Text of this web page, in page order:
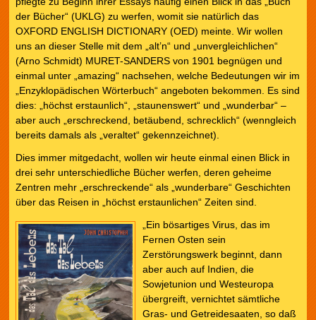
der Bücher“ (UKLG) zu werfen, womit sie natürlich das
OXFORD ENGLISH DICTIONARY (OED) meinte. Wir wollen
uns an dieser Stelle mit dem „alt’n“ und „unvergleichlichen“
(Arno Schmidt) MURET-SANDERS von 1901 begnügen und
einmal unter „amazing“ nachsehen, welche Bedeutungen wir im
„Enzyklopädischen Wörterbuch“ angeboten bekommen. Es sind
dies: „höchst erstaunlich“, „staunenswert“ und „wunderbar“ –
aber auch „erschreckend, betäubend, schrecklich“ (wenngleich
bereits damals als „veraltet“ gekennzeichnet).
Dies immer mitgedacht, wollen wir heute einmal einen Blick in
drei sehr unterschiedliche Bücher werfen, deren geheime
Zentren mehr „erschreckende“ als „wunderbare“ Geschichten
über das Reisen in „höchst erstaunlichen“ Zeiten sind.
„Ein bösartiges Virus, das im
Fernen Osten sein
Zerstörungswerk beginnt, dann
aber auch auf Indien, die
Sowjetunion und Westeuropa
übergreift, vernichtet sämtliche
Gras- und Getreidesaaten, so daß